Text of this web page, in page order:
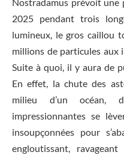
Nostradamus prévoit une
2025 pendant trois
lumineux, le gros caillou
millions de particules aux
Suite à quoi, il y aura de
En effet, la chute des
milieu d’un océan,
impressionnantes se
insoupçonnées pour
engloutissant,